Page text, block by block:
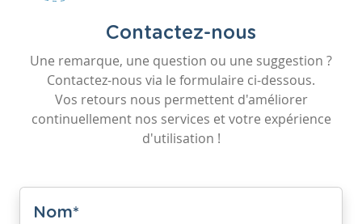
Contactez-nous
Une remarque, une question ou une suggestion ?
Contactez-nous via le formulaire ci-dessous.
Vos retours nous permettent d'améliorer
continuellement nos services et votre expérience
d'utilisation !
Nom*